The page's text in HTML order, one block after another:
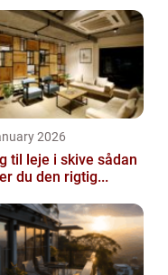
2026
leje i skive sådan
du den rigtig...